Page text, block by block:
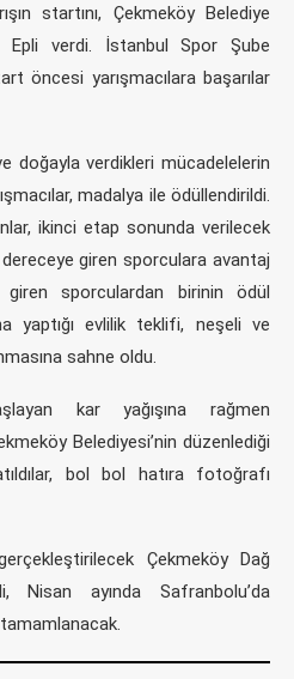
startını, Çekmeköy Belediye
Epli verdi. İstanbul Spor Şube
öncesi yarışmacılara başarılar
doğayla verdikleri mücadelelerin
madalya ile ödüllendirildi.
ikinci etap sonunda verilecek
giren sporculara avantaj
giren sporculardan birinin ödül
yaptığı evlilik teklifi, neşeli ve
sahne oldu.
kar yağışına rağmen
Belediyesi’nin düzenlediği
bol bol hatıra fotoğrafı
Çekmeköy Dağ
Nisan ayında Safranbolu’da